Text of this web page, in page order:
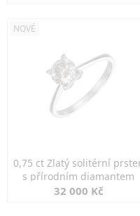
NOVÉ
0,75 ct Zlatý solitérní
s přírodním diamantem
32 000 Kč